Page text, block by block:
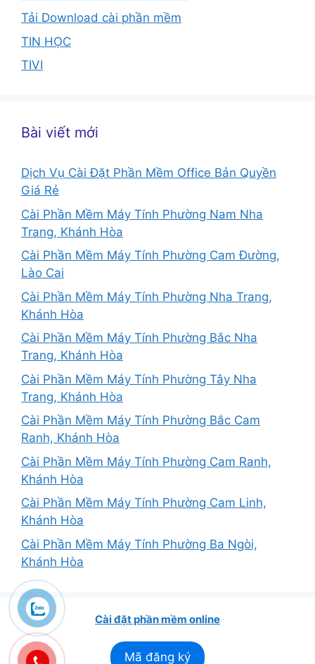
Tải Download cài phần mềm
TIN HỌC
TIVI
Bài viết mới
Dịch Vụ Cài Đặt Phần Mềm Office Bản Quyền
Giá Rẻ
Cài Phần Mềm Máy Tính Phường Nam Nha
Trang, Khánh Hòa
Cài Phần Mềm Máy Tính Phường Cam Đường,
Lào Cai
Cài Phần Mềm Máy Tính Phường Nha Trang,
Khánh Hòa
Cài Phần Mềm Máy Tính Phường Bắc Nha
Trang, Khánh Hòa
Cài Phần Mềm Máy Tính Phường Tây Nha
Trang, Khánh Hòa
Cài Phần Mềm Máy Tính Phường Bắc Cam
Ranh, Khánh Hòa
Cài Phần Mềm Máy Tính Phường Cam Ranh,
Khánh Hòa
Cài Phần Mềm Máy Tính Phường Cam Linh,
Khánh Hòa
Cài Phần Mềm Máy Tính Phường Ba Ngòi,
Khánh Hòa
Cài đặt phần mềm online
Mã đăng ký